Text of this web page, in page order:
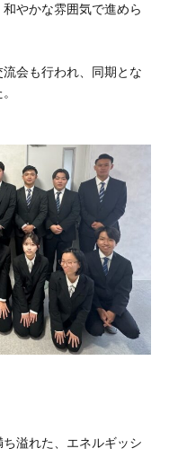
やかな雰囲気で進めら
会も行われ、同期とな
溢れた、エネルギッシ